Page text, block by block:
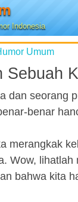
Indonesia
Umum
Sebuah
dan seorang
benar
merangkak
Wow,
bahwa kita